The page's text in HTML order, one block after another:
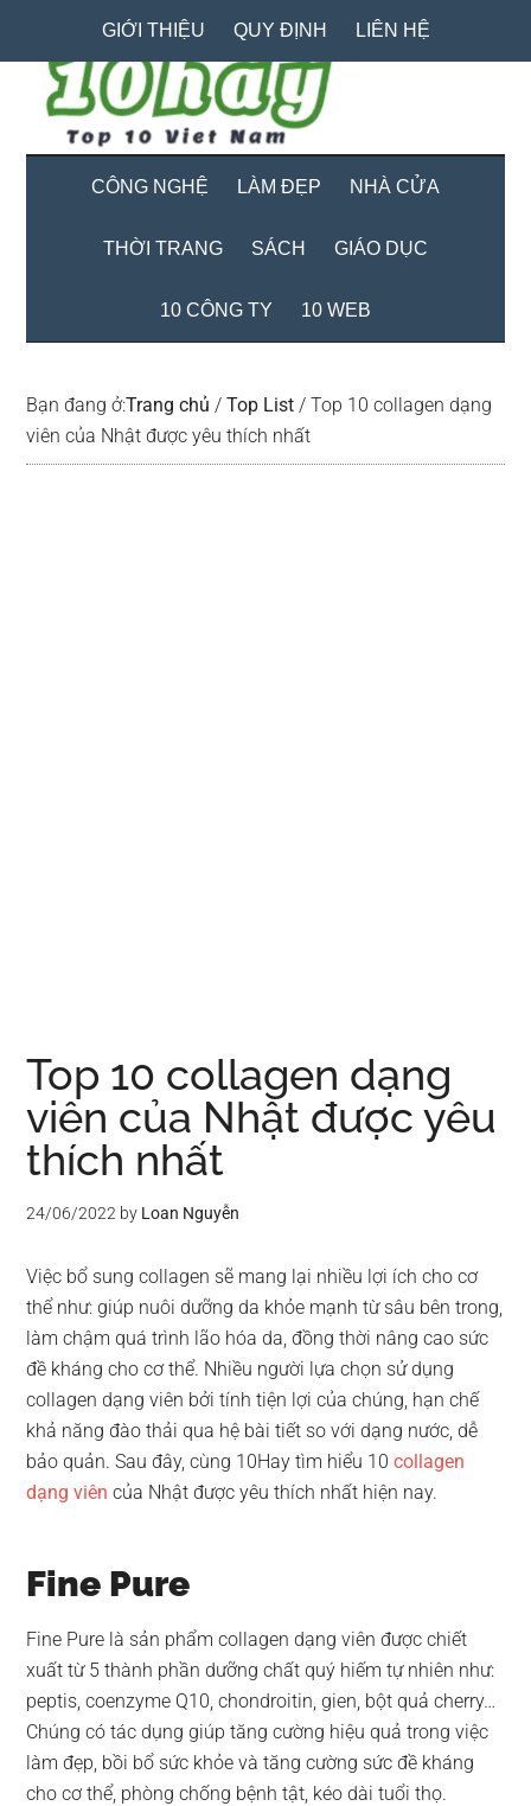
content
secondary
menu
primary
sidebar
GIỚI THIỆU QUY ĐỊNH LIÊN HỆ
CÔNG NGHỆ LÀM ĐẸP NHÀ CỬA
THỜI TRANG SÁCH GIÁO DỤC
10 CÔNG TY 10 WEB
Bạn đang ở:Trang chủ / Top List / Top 10 collagen dạng
viên của Nhật được yêu thích nhất
Top 10 collagen dạng
viên của Nhật được yêu
thích nhất
24/06/2022 by Loan Nguyễn
Việc bổ sung collagen sẽ mang lại nhiều lợi ích cho cơ
thể như: giúp nuôi dưỡng da khỏe mạnh từ sâu bên trong,
làm chậm quá trình lão hóa da, đồng thời nâng cao sức
đề kháng cho cơ thể. Nhiều người lựa chọn sử dụng
collagen dạng viên bởi tính tiện lợi của chúng, hạn chế
khả năng đào thải qua hệ bài tiết so với dạng nước, dễ
bảo quản. Sau đây, cùng 10Hay tìm hiểu 10collagen
dạng viên của Nhật được yêu thích nhất hiện nay.
Fine Pure
Fine Pure là sản phẩm collagen dạng viên được chiết
xuất từ 5 thành phần dưỡng chất quý hiếm tự nhiên như:
peptis, coenzyme Q10, chondroitin, gien, bột quả cherry…
Chúng có tác dụng giúp tăng cường hiệu quả trong việc
làm đẹp, bồi bổ sức khỏe và tăng cường sức đề kháng
cho cơ thể, phòng chống bệnh tật, kéo dài tuổi thọ.